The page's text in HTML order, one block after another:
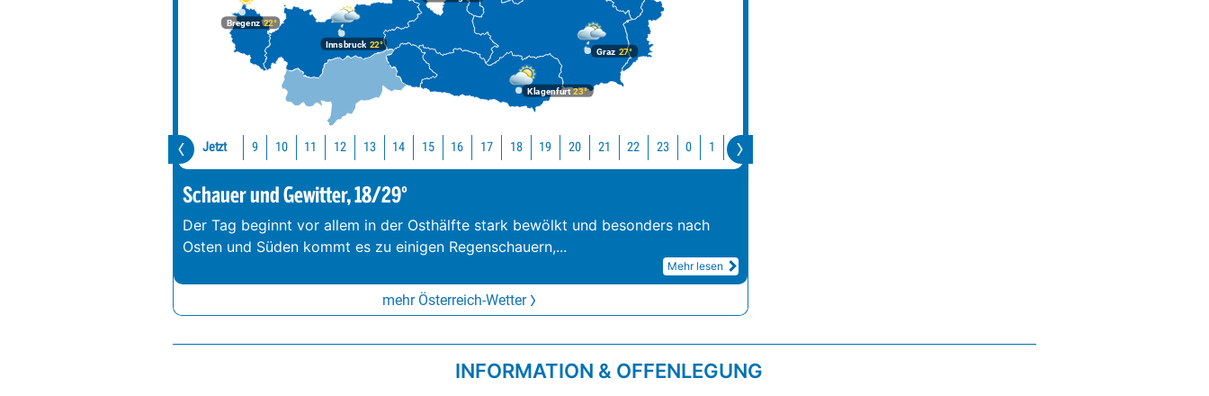
Bregenz22°
Graz 27°
Innsbruck22°
Klagenfurt23°
Jetzt 9 10 11 12 13 14 15 16 17 18 19 20 21 22 23 0 1 2
Schauer und Gewitter, 18/29°
Der Tag beginnt vor allem in der Osthälfte stark bewölkt und besonders nach
Osten und Süden kommt es zu einigen Regenschauern,...
Mehr lesen
mehr Österreich-Wetter
INFORMATION & OFFENLEGUNG